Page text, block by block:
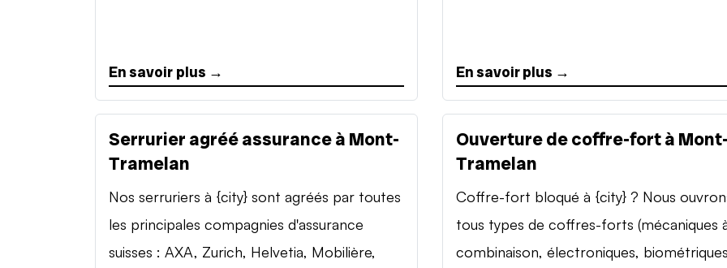
En savoir plus → En savoir plus →
Serrurier agréé assurance à Mont-
Tramelan
Nos serruriers à {city} sont agréés par toutes
les principales compagnies d'assurance
suisses : AXA, Zurich, Helvetia, Mobilière,
Ouverture de coffre-fort à
Tramelan
Coffre-fort bloqué à {city} ? Nous
tous types de coffres-forts (mécaniques
combinaison, électroniques,